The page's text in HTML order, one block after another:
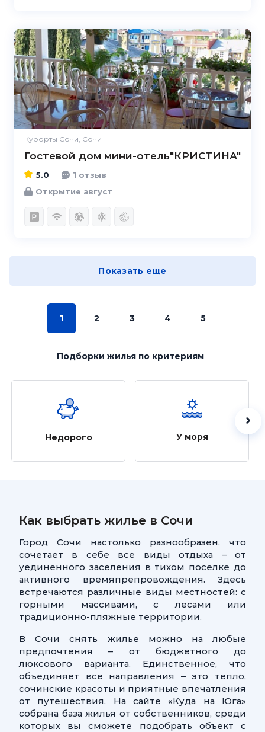
Курорты Сочи, Сочи
Гостевой дом мини-отель"КРИСТИНА"
5.0
5.0
1 отзыв
Открытие август
Показать еще
1 2 3 4 5
Подборки жильяпо критериям
Недорого У моря
Как выбрать жилье в Сочи
Город Сочи настолько разнообразен, что
сочетает в себе все виды отдыха – от
уединенного заселения в тихом поселке до
активного времяпрепровождения. Здесь
встречаются различные виды местностей: с
горными массивами, с лесами или
традиционно-пляжные территории.
В Сочи снять жилье можно на любые
предпочтения – от бюджетного до
люксового варианта. Единственное, что
объединяет все направления – это тепло,
сочинские красоты и приятные впечатления
от путешествия. На сайте «Куда на Юга»
собрана база жилья от собственников, среди
которых вы сможете подобрать объект с